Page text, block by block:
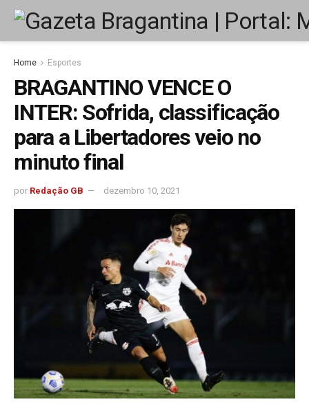
Home Esportes
BRAGANTINO VENCE O
INTER: Sofrida, classificação
para a Libertadores veio no
minuto final
por Redação GB dezembro 10, 2021